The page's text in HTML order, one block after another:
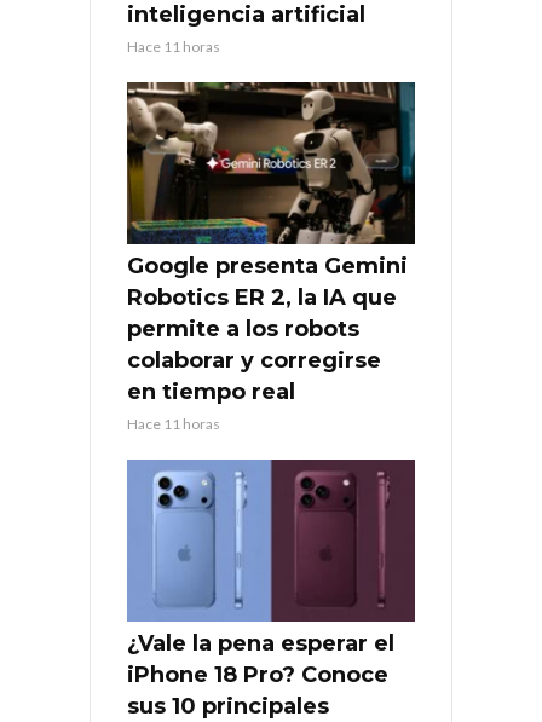
inteligencia artificial
Hace 11 horas
Google presenta Gemini
Robotics ER 2, la IA que
permite a los robots
colaborar y corregirse
en tiempo real
Hace 11 horas
¿Vale la pena esperar el
iPhone 18 Pro? Conoce
sus 10 principales